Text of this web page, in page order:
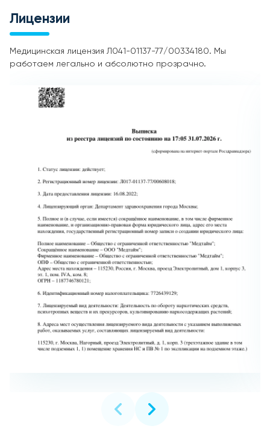
Лицензии
Медицинская лицензия Л041-01137-77/00334180. Мы
работаем легально и абсолютно прозрачно.